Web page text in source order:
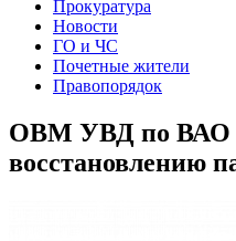
Прокуратура
Новости
ГО и ЧС
Почетные жители
Правопорядок
ОВМ УВД по ВАО
восстановлению